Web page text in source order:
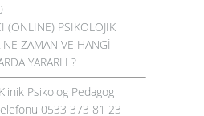
(ONLİNE) PSİKOLOJİK
ZAMAN VE HANGİ
YARARLI ?
Psikolog Pedagog
0533 373 81 23